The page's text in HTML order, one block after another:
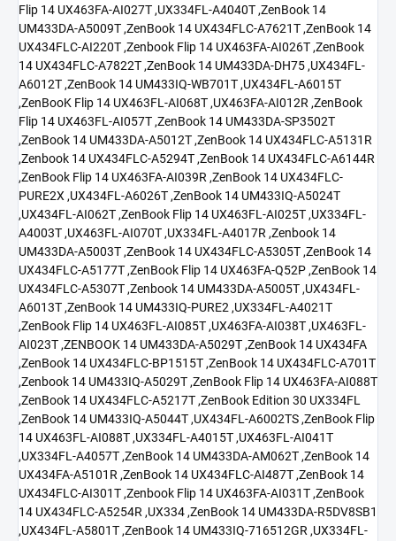
Flip 14 UX463FA-AI027T ,UX334FL-A4040T ,ZenBook 14
UM433DA-A5009T ,ZenBook 14 UX434FLC-A7621T ,ZenBook 14
UX434FLC-AI220T ,Zenbook Flip 14 UX463FA-AI026T ,ZenBook
14 UX434FLC-A7822T ,ZenBook 14 UM433DA-DH75 ,UX434FL-
A6012T ,ZenBook 14 UM433IQ-WB701T ,UX434FL-A6015T
,ZenBooK Flip 14 UX463FL-AI068T ,UX463FA-AI012R ,ZenBook
Flip 14 UX463FL-AI057T ,ZenBook 14 UM433DA-SP3502T
,ZenBook 14 UM433DA-A5012T ,ZenBook 14 UX434FLC-A5131R
,Zenbook 14 UX434FLC-A5294T ,ZenBook 14 UX434FLC-A6144R
,ZenBook Flip 14 UX463FA-AI039R ,ZenBook 14 UX434FLC-
PURE2X ,UX434FL-A6026T ,ZenBook 14 UM433IQ-A5024T
,UX434FL-AI062T ,ZenBook Flip 14 UX463FL-AI025T ,UX334FL-
A4003T ,UX463FL-AI070T ,UX334FL-A4017R ,Zenbook 14
UM433DA-A5003T ,ZenBook 14 UX434FLC-A5305T ,ZenBook 14
UX434FLC-A5177T ,ZenBook Flip 14 UX463FA-Q52P ,ZenBook 14
UX434FLC-A5307T ,Zenbook 14 UM433DA-A5005T ,UX434FL-
A6013T ,ZenBook 14 UM433IQ-PURE2 ,UX334FL-A4021T
,ZenBook Flip 14 UX463FL-AI085T ,UX463FA-AI038T ,UX463FL-
AI023T ,ZENBOOK 14 UM433DA-A5029T ,ZenBook 14 UX434FA
,ZenBook 14 UX434FLC-BP1515T ,ZenBook 14 UX434FLC-A701T
,Zenbook 14 UM433IQ-A5029T ,ZenBook Flip 14 UX463FA-AI088T
,ZenBook 14 UX434FLC-A5217T ,ZenBook Edition 30 UX334FL
,ZenBook 14 UM433IQ-A5044T ,UX434FL-A6002TS ,ZenBook Flip
14 UX463FL-AI088T ,UX334FL-A4015T ,UX463FL-AI041T
,UX334FL-A4057T ,ZenBook 14 UM433DA-AM062T ,ZenBook 14
UX434FA-A5101R ,ZenBook 14 UX434FLC-AI487T ,ZenBook 14
UX434FLC-AI301T ,Zenbook Flip 14 UX463FA-AI031T ,ZenBook
14 UX434FLC-A5254R ,UX334 ,ZenBook 14 UM433DA-R5DV8SB1
,UX434FL-A5801T ,ZenBook 14 UM433IQ-716512GR ,UX334FL-